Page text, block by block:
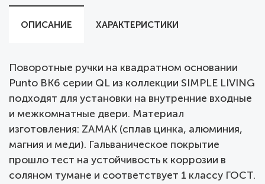
ОПИСАНИЕ ХАРАКТЕРИСТИКИ
Поворотные ручки на квадратном основании
Punto BK6 серии QL из коллекции SIMPLE LIVING
подходят для установки на внутренние входные
и межкомнатные двери. Материал
изготовления: ZAMAK (сплав цинка, алюминия,
магния и меди). Гальваническое покрытие
прошло тест на устойчивость к коррозии в
соляном тумане и соответствует 1 классу ГОСТ.